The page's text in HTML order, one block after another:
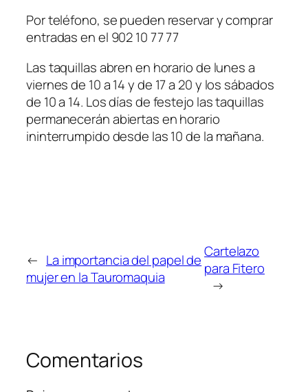
Por teléfono, se pueden reservar y comprar
entradas en el 902 10 77 77
Las taquillas abren en horario de lunes a
viernes de 10 a 14 y de 17 a 20 y los sábados
de 10 a 14. Los días de festejo las taquillas
permanecerán abiertas en horario
ininterrumpido desde las 10 de la mañana.
← La importancia del papel de
mujer en la Tauromaquia
Cartelazo
para Fitero
→
Comentarios